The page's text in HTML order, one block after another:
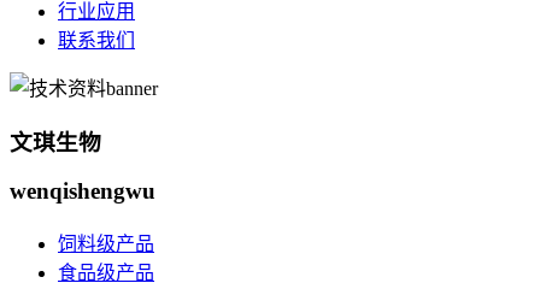
行业应用
联系我们
文琪生物
wenqishengwu
饲料级产品
食品级产品